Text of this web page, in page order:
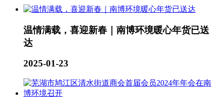
温情满载，喜迎新春｜南博环境暖心年货已送
达
2025-01-23